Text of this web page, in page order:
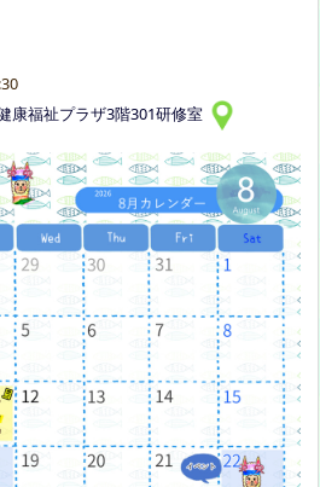
康福祉プラザ3階301研修室